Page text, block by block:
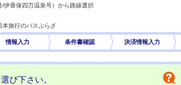
伊香保四万温泉号）から路線選択
本旅行のバスぷらざ
情報入力 条件書確認 決済情報入力
び下さい。